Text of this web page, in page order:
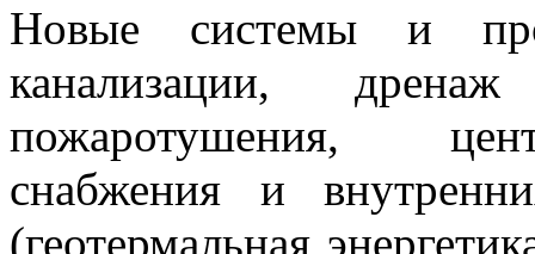
Новые системы и
канализации,
пожаротушения,
снабжения и
(геотермальная